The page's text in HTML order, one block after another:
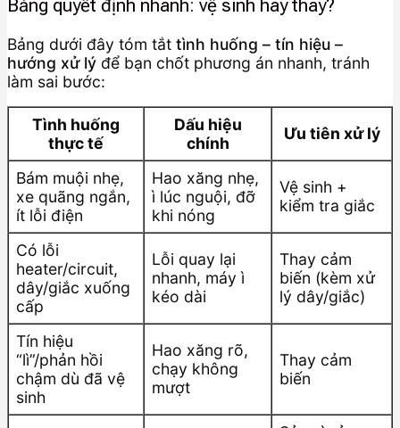
Bảng quyết định nhanh: vệ sinh hay thay?
Bảng dưới đây tóm tắt tình huống – tín hiệu –
hướng xử lý để bạn chốt phương án nhanh, tránh
làm sai bước:
Tình huống
thực tế
Dấu hiệu
chính
Ưu tiên xử lý
Bám muội nhẹ,
xe quãng ngắn,
ít lỗi điện
Hao xăng nhẹ,
ì lúc nguội, đỡ
khi nóng
Vệ sinh +
kiểm tra giắc
Có lỗi
heater/circuit,
dây/giắc xuống
cấp
Lỗi quay lại
nhanh, máy ì
kéo dài
Thay cảm
biến (kèm xử
lý dây/giắc)
Tín hiệu
“lì”/phản hồi
chậm dù đã vệ
sinh
Hao xăng rõ,
chạy không
mượt
Thay cảm
biến